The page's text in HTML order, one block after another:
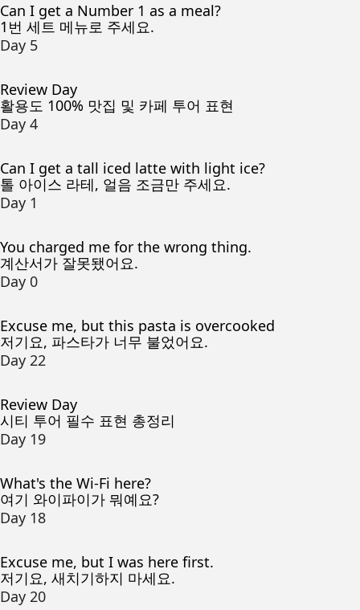
Can I get a Number 1 as a meal?
1번 세트 메뉴로 주세요.
Day 5
Review Day
활용도 100% 맛집 및 카페 투어 표현
Day 4
Can I get a tall iced latte with light ice?
톨 아이스 라테, 얼음 조금만 주세요.
Day 1
You charged me for the wrong thing.
계산서가 잘못됐어요.
Day 0
Excuse me, but this pasta is overcooked
저기요, 파스타가 너무 불었어요.
Day 22
Review Day
시티 투어 필수 표현 총정리
Day 19
What's the Wi-Fi here?
여기 와이파이가 뭐예요?
Day 18
Excuse me, but I was here first.
저기요, 새치기하지 마세요.
Day 20